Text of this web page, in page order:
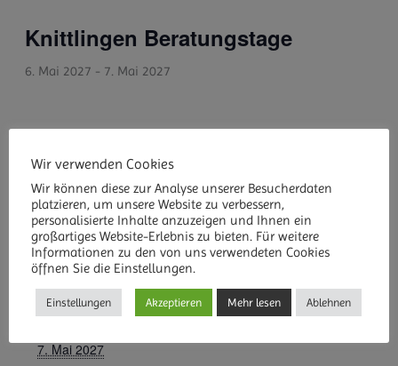
Knittlingen Beratungstage
6. Mai 2027 - 7. Mai 2027
ZUM KALENDER HINZUFÜGEN
DETAILS
Beginn:
6. Mai 2027
7. Mai 2027
Wir verwenden Cookies
Wir können diese zur Analyse unserer Besucherdaten
platzieren, um unsere Website zu verbessern,
personalisierte Inhalte anzuzeigen und Ihnen ein
großartiges Website-Erlebnis zu bieten. Für weitere
Informationen zu den von uns verwendeten Cookies
öffnen Sie die Einstellungen.
Einstellungen Akzeptieren Mehr lesen Ablehnen